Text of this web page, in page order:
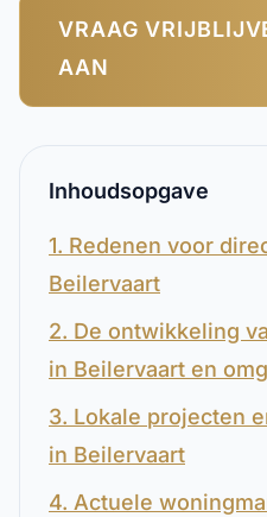
VRAAG
AAN
Inhoudsopgave
1. Redenen voor
Beilervaart
2. De ontwikkeling
in Beilervaart en
3. Lokale projecten
in Beilervaart
4. Actuele